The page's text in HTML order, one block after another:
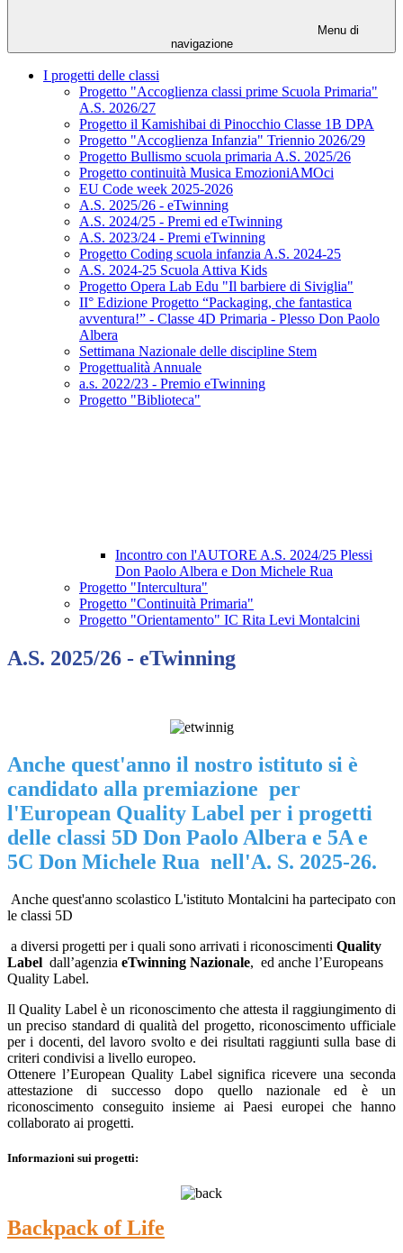
Menu di
navigazione
I progetti delle classi
Progetto "Accoglienza classi prime Scuola Primaria"
A.S. 2026/27
Progetto il Kamishibai di Pinocchio Classe 1B DPA
Progetto "Accoglienza Infanzia" Triennio 2026/29
Progetto Bullismo scuola primaria A.S. 2025/26
Progetto continuità Musica EmozioniAMOci
EU Code week 2025-2026
A.S. 2025/26 - eTwinning
A.S. 2024/25 - Premi ed eTwinning
A.S. 2023/24 - Premi eTwinning
Progetto Coding scuola infanzia A.S. 2024-25
A.S. 2024-25 Scuola Attiva Kids
Progetto Opera Lab Edu "Il barbiere di Siviglia"
II° Edizione Progetto “Packaging, che fantastica
avventura!” - Classe 4D Primaria - Plesso Don Paolo
Albera
Settimana Nazionale delle discipline Stem
Progettualità Annuale
a.s. 2022/23 - Premio eTwinning
Progetto "Biblioteca"
Incontro con l'AUTORE A.S. 2024/25 Plessi
Don Paolo Albera e Don Michele Rua
Progetto "Intercultura"
Progetto "Continuità Primaria"
Progetto "Orientamento" IC Rita Levi Montalcini
A.S. 2025/26 - eTwinning
Anche quest'anno il nostro istituto si è
candidato alla premiazione per
l'European Quality Label per i progetti
delle classi 5D Don Paolo Albera e 5A e
5C Don Michele Rua nell'A. S. 2025-26.
Anche quest'anno scolastico L'istituto Montalcini ha partecipato con
le classi 5D
a diversi progetti per i quali sono arrivati i riconoscimenti Quality
Label dall’agenzia eTwinning Nazionale, ed anche l’Europeans
Quality Label.
Il Quality Label è un riconoscimento che attesta il raggiungimento di
un preciso standard di qualità del progetto, riconoscimento ufficiale
per i docenti, del lavoro svolto e dei risultati raggiunti sulla base di
criteri condivisi a livello europeo.
Ottenere l’European Quality Label significa ricevere una seconda
attestazione di successo dopo quello nazionale ed è un
riconoscimento conseguito insieme ai Paesi europei che hanno
collaborato ai progetti.
Informazioni sui progetti:
Backpack of Life